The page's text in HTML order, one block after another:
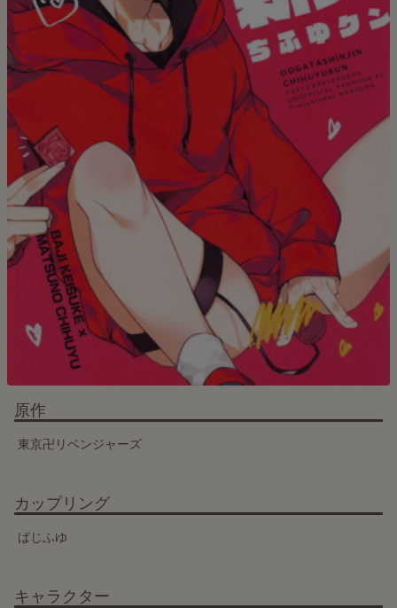
原作
東京卍リベンジャーズ
カップリング
ばじふゆ
キャラクター